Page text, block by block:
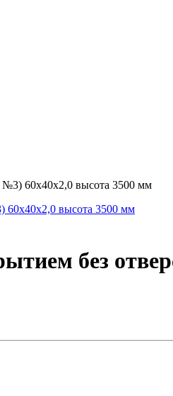
№3) 60х40х2,0 высота 3500 мм
без